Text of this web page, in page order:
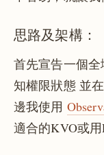
思路及架構：
首先宣告一個全
知權限狀態 並
邊我使用
適合的KVO或用